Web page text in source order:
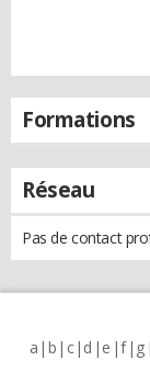
Formations
Réseau
Pas de contact
a b c d e f g